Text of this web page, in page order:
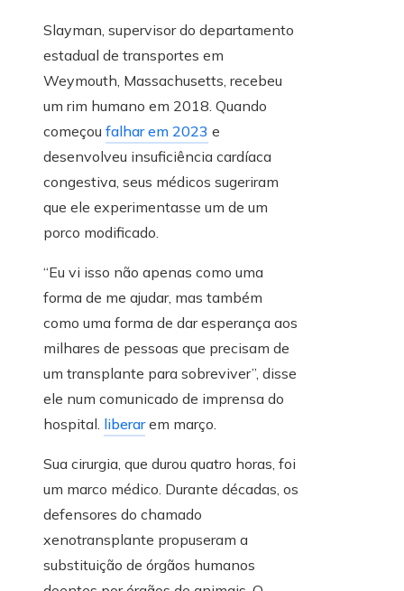
Slayman, supervisor do departamento
estadual de transportes em
Weymouth, Massachusetts, recebeu
um rim humano em 2018. Quando
começou falhar em 2023 e
desenvolveu insuficiência cardíaca
congestiva, seus médicos sugeriram
que ele experimentasse um de um
porco modificado.
“Eu vi isso não apenas como uma
forma de me ajudar, mas também
como uma forma de dar esperança aos
milhares de pessoas que precisam de
um transplante para sobreviver”, disse
ele num comunicado de imprensa do
hospital. liberarem março.
Sua cirurgia, que durou quatro horas, foi
um marco médico. Durante décadas, os
defensores do chamado
xenotransplante propuseram a
substituição de órgãos humanos